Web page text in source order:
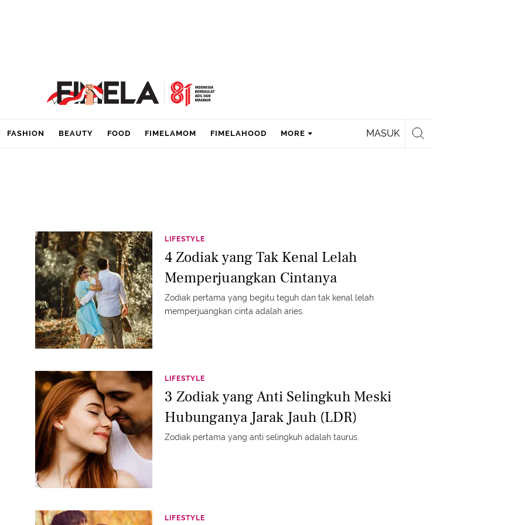
MASUK
FASHION BEAUTY FOOD FIMELAMOM FIMELAHOOD MORE
LIFESTYLE
4 Zodiak yang Tak Kenal Lelah
Memperjuangkan Cintanya
Zodiak pertama yang begitu teguh dan tak kenal lelah
memperjuangkan cinta adalah aries.
LIFESTYLE
3 Zodiak yang Anti Selingkuh Meski
Hubunganya Jarak Jauh (LDR)
Zodiak pertama yang anti selingkuh adalah taurus.
LIFESTYLE